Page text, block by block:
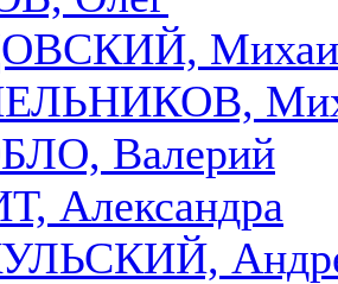
Валерий
Александра